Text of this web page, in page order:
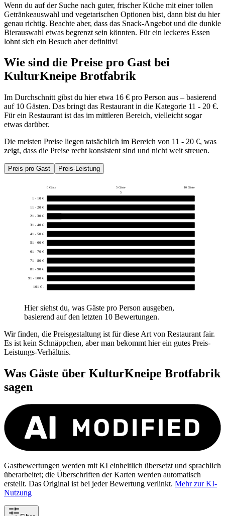
Wenn du auf der Suche nach guter, frischer Küche mit einer tollen
Getränkeauswahl und vegetarischen Optionen bist, dann bist du hier
genau richtig. Beachte aber, dass das Snack-Angebot und die dunkle
Bierauswahl etwas begrenzt sein könnten. Für ein leckeres Essen
lohnt sich ein Besuch aber definitiv!
Wie sind die Preise pro Gast bei
KulturKneipe Brotfabrik
Im Durchschnitt gibst du hier etwa 16 € pro Person aus – basierend
auf 10 Gästen. Das bringt das Restaurant in die Kategorie 11 - 20 €.
Für ein Restaurant ist das im mittleren Bereich, vielleicht sogar
etwas darüber.
Die meisten Preise liegen tatsächlich im Bereich von 11 - 20 €, was
zeigt, dass die Preise recht konsistent sind und nicht weit streuen.
Preis pro Gast Preis-Leistung
0 Gäste 5 Gäste
10 Gäste
5
1 - 10 €
11 - 20 €
21 - 30 €
31 - 40 €
41 - 50 €
51 - 60 €
61 - 70 €
71 - 80 €
81 - 90 €
91 - 100 €
101 € -
Hier siehst du, was Gäste pro Person ausgeben,
basierend auf den letzten 10 Bewertungen.
Wir finden, die Preisgestaltung ist für diese Art von Restaurant fair.
Es ist kein Schnäppchen, aber man bekommt hier ein gutes Preis-
Leistungs-Verhältnis.
Was Gäste über KulturKneipe Brotfabrik
sagen
Gastbewertungen werden mit KI einheitlich übersetzt und sprachlich
überarbeitet; die Überschriften der Karten werden automatisch
erstellt. Das Original ist bei jeder Bewertung verlinkt. Mehr zur KI-
Nutzung